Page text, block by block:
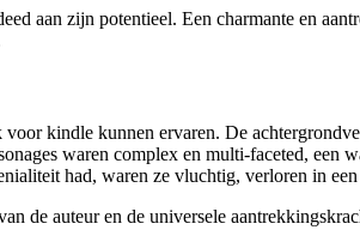
aan zijn potentieel. Een charmante en
kindle kunnen ervaren. De
waren complex en multi-faceted, een
had, waren ze vluchtig, verloren in
de auteur en de universele